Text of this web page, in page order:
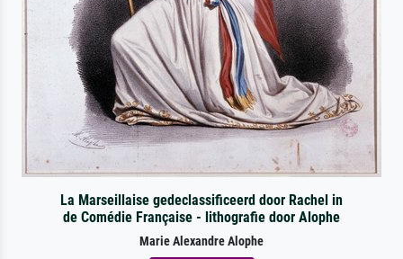
La Marseillaise gedeclassificeerd door Rachel in
de Comédie Française - lithografie door Alophe
Marie Alexandre Alophe